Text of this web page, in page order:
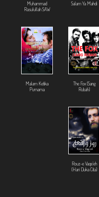
Muhammad
Rasulullah SAW
Salam Ya Mahdi
Malam Ketika
Purnama
The Fox (Sang
Rubah)
Rouz-e Vaqe'eh
(Hari Duka Cita)